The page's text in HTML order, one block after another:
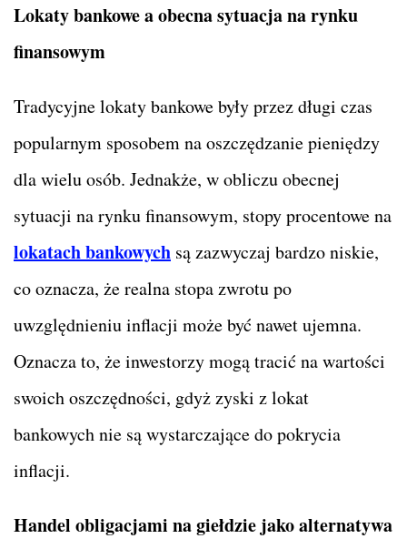
Lokaty bankowe a obecna sytuacja na rynku
finansowym
Tradycyjne lokaty bankowe były przez długi czas
popularnym sposobem na oszczędzanie pieniędzy
dla wielu osób. Jednakże, w obliczu obecnej
sytuacji na rynku finansowym, stopy procentowe na
lokatach bankowych są zazwyczaj bardzo niskie,
co oznacza, że realna stopa zwrotu po
uwzględnieniu inflacji może być nawet ujemna.
Oznacza to, że inwestorzy mogą tracić na wartości
swoich oszczędności, gdyż zyski z lokat
bankowych nie są wystarczające do pokrycia
inflacji.
Handel obligacjami na giełdzie jako alternatywa